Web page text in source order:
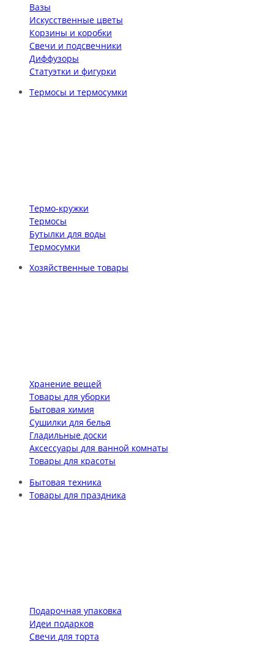
Вазы
Искусственные цветы
Корзины и коробки
Свечи и подсвечники
Диффузоры
Статуэтки и фигурки
Термосы и термосумки
Термо-кружки
Термосы
Бутылки для воды
Термосумки
Хозяйственные товары
Хранение вещей
Товары для уборки
Бытовая химия
Сушилки для белья
Гладильные доски
Аксессуары для ванной комнаты
Товары для красоты
Бытовая техника
Товары для праздника
Подарочная упаковка
Идеи подарков
Свечи для торта